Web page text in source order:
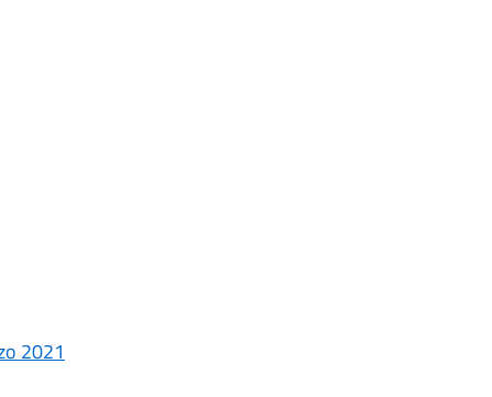
2021